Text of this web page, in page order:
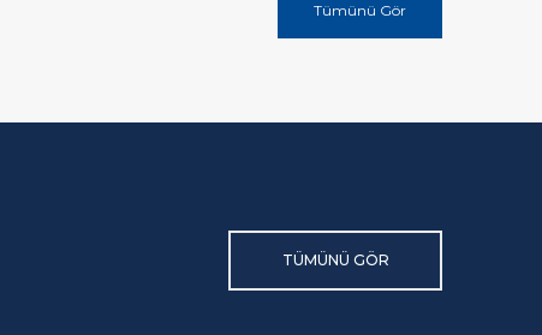
Tümünü Gör
TÜMÜNÜ GÖR